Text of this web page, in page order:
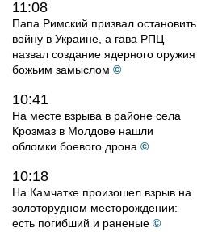
11:08
Папа Римский призвал остановить
войну в Украине, а гава РПЦ
назвал создание ядерного оружия
божьим замыслом ©
10:41
На месте взрыва в районе села
Крозмаз в Молдове нашли
обломки боевого дрона ©
10:18
На Камчатке произошел взрыв на
золоторудном месторождении:
есть погибший и раненые ©